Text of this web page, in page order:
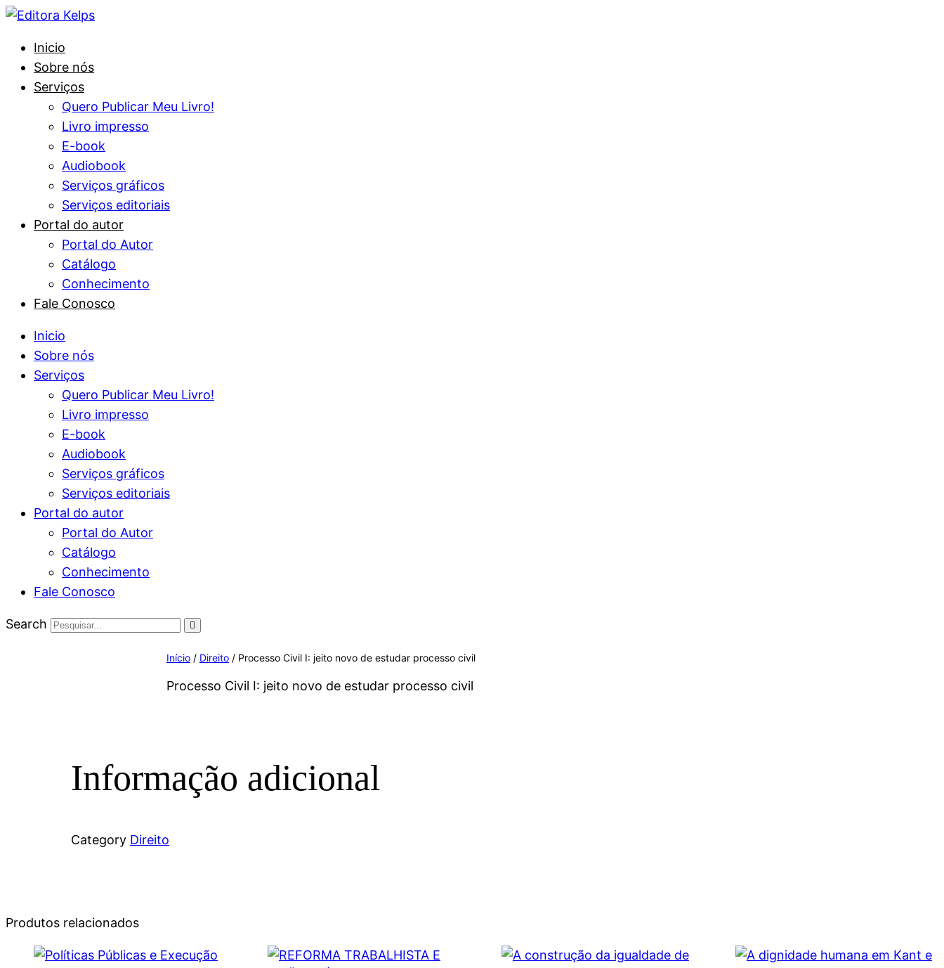
Inicio
Sobre nós
Serviços
Quero Publicar Meu Livro!
Livro impresso
E-book
Audiobook
Serviços gráficos
Serviços editoriais
Portal do autor
Portal do Autor
Catálogo
Conhecimento
Fale Conosco
Inicio
Sobre nós
Serviços
Quero Publicar Meu Livro!
Livro impresso
E-book
Audiobook
Serviços gráficos
Serviços editoriais
Portal do autor
Portal do Autor
Catálogo
Conhecimento
Fale Conosco
Search
Início/ Direito/ Processo Civil I: jeito novo de estudar processo civil
Processo Civil I: jeito novo de estudar processo civil
Informação adicional
Category Direito
Produtos relacionados